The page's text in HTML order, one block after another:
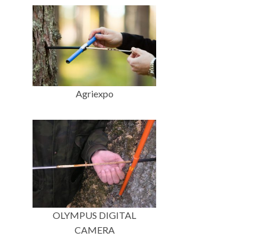
Agriexpo
OLYMPUS DIGITAL
CAMERA